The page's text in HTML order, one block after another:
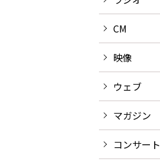
CM
映像
ウェブ
マガジン
コンサート